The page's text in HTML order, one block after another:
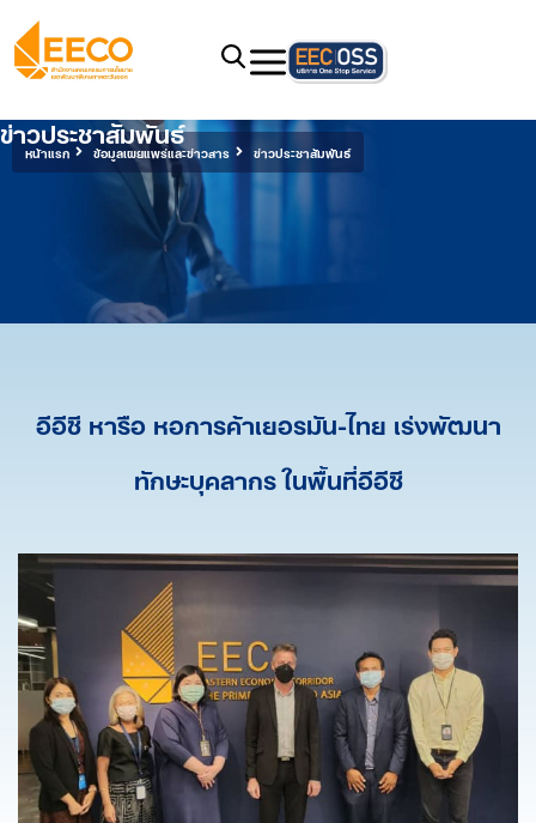
หน้าแรก ข้อมูลเผยแพร่และข่าวสาร ข่าวประชาสัมพันธ์
ข่าวประชาสัมพันธ์
อีอีซี หารือ หอการค้าเยอรมัน-ไทย เร่งพัฒนา
ทักษะบุคลากร ในพื้นที่อีอีซี